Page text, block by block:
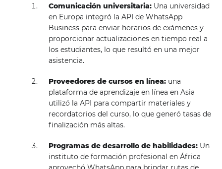
Comunicación universitaria: Una universidad
en Europa integró la API de WhatsApp
Business para enviar horarios de exámenes y
proporcionar actualizaciones en tiempo real a
los estudiantes, lo que resultó en una mejor
asistencia.
Proveedores de cursos en línea: una
plataforma de aprendizaje en línea en Asia
utilizó la API para compartir materiales y
recordatorios del curso, lo que generó tasas de
finalización más altas.
Programas de desarrollo de habilidades: Un
instituto de formación profesional en África